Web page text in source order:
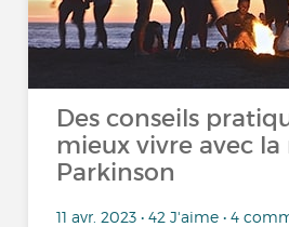
Des conseils
mieux vivre avec
Parkinson
11 avr. 2023 • 42 J'aime • 4